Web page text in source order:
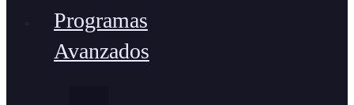
Programas
Avanzados